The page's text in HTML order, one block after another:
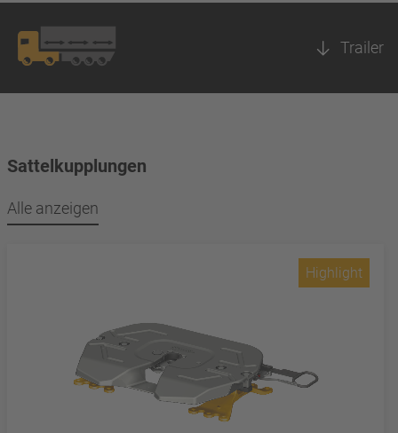
Trailer
Sattelkupplungen
Alle anzeigen
Highlight